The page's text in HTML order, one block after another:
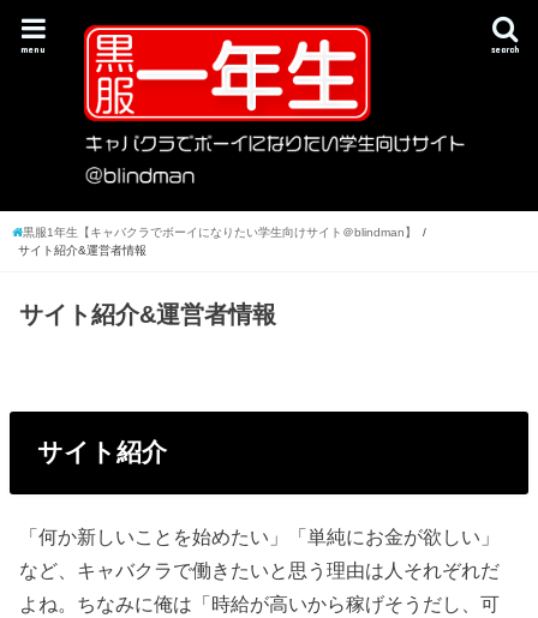
search
menu
黒服1年生【キャバクラでボーイになりたい学生向けサイト＠blindman】
サイト紹介&運営者情報
サイト紹介&運営者情報
サイト紹介
「何か新しいことを始めたい」「単純にお金が欲しい」
など、キャバクラで働きたいと思う理由は人それぞれだ
よね。ちなみに俺は「時給が高いから稼げそうだし、可